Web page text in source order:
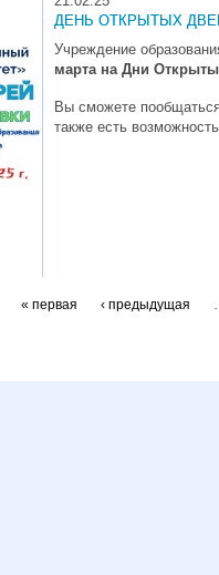
ДЕНЬ ОТКРЫТЫХ
Учреждение
марта на Дни
Вы сможете пообщаться
также есть
« первая ‹ предыдущая